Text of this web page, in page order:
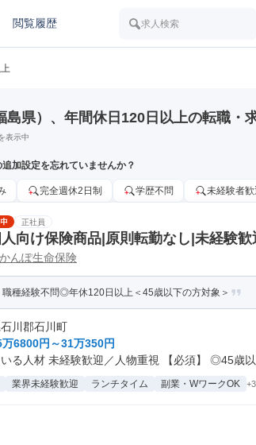
閲覧履歴 求人検索
島県）、年間休日120日以上の転職・
表示中
加設定を忘れていませんか？
完全週休2日制 学歴不問 未経験者歓
正社員
向け保険商品|原則転勤なし|未経験
んぽ生命保険
職種経験不問◎年休120日以上＜45歳以下の方対象＞
川郡石川町
万6800円～31万350円
る人材 未経験歓迎／人物重視 【必須】 ◎45歳以
業界未経験歓迎 ランチタイム 副業・WワークOK